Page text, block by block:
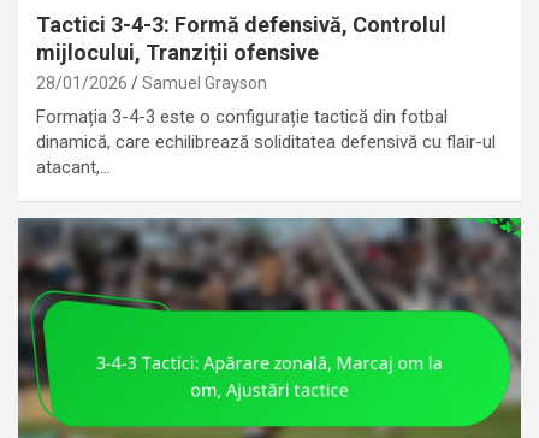
Tactici 3-4-3: Formă defensivă, Controlul
mijlocului, Tranziții ofensive
28/01/2026 Samuel Grayson
Formația 3-4-3 este o configurație tactică din fotbal
dinamică, care echilibrează soliditatea defensivă cu flair-ul
atacant,…